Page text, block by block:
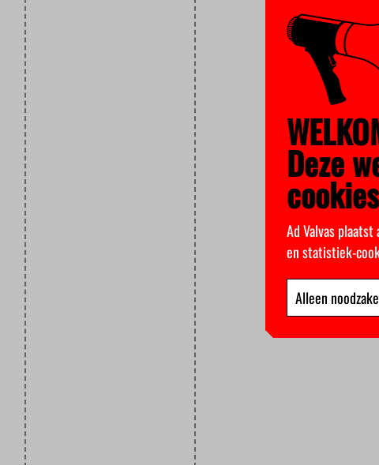
Deze
Ad Valvas
en statistiek-
Alleen